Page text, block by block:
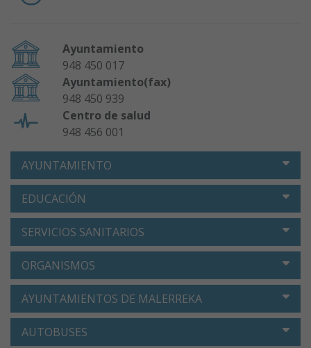
Ayuntamiento
948 450 017
Ayuntamiento(fax)
948 450 939
Centro de salud
948 456 001
AYUNTAMIENTO
EDUCACIÓN
SERVICIOS SANITARIOS
ORGANISMOS
AYUNTAMIENTOS DE MALERREKA
AUTOBUSES